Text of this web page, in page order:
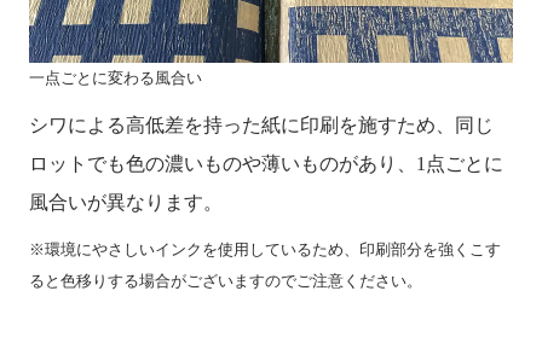
一点ごとに変わる風合い
シワによる高低差を持った紙に印刷を施すため、同じ
ロットでも色の濃いものや薄いものがあり、1点ごとに
風合いが異なります。
※環境にやさしいインクを使用しているため、印刷部分を強くこす
ると色移りする場合がございますのでご注意ください。